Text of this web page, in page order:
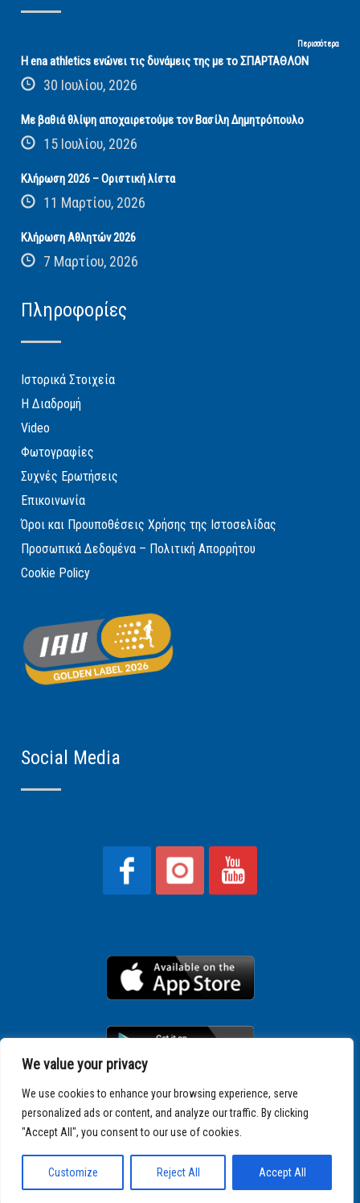
We value your privacy
We use cookies to enhance your browsing experience, serve
personalized ads or content, and analyze our traffic. By clicking
"Accept All", you consent to our use of cookies.
Customize Reject All Accept All
Περισσότερα
Η ena athletics ενώνει τις δυνάμεις της με το ΣΠΑΡΤΑΘΛΟΝ
30 Ιουλίου, 2026
Με βαθιά θλίψη αποχαιρετούμε τον Βασίλη Δημητρόπουλο
15 Ιουλίου, 2026
Κλήρωση 2026 – Οριστική λίστα
11 Μαρτίου, 2026
Κλήρωση Αθλητών 2026
7 Μαρτίου, 2026
Πληροφορίες
Ιστορικά Στοιχεία
Η Διαδρομή
Video
Φωτογραφίες
Συχνές Ερωτήσεις
Επικοινωνία
Όροι και Προυποθέσεις Χρήσης της Ιστοσελίδας
Προσωπικά Δεδομένα – Πολιτική Απορρήτου
Cookie Policy
Social Media
Copyright © 2025 SPARTATHLON